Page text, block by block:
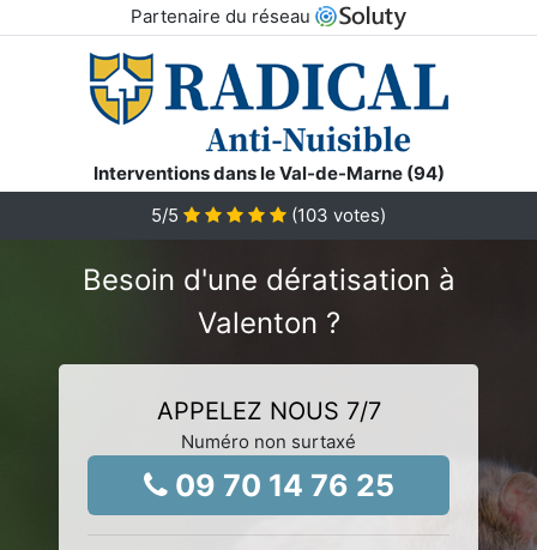
Partenaire du réseau
Interventions dans le Val-de-Marne (94)
5/5 (103 votes)
Besoin d'une dératisation à
Valenton ?
APPELEZ NOUS 7/7
Numéro non surtaxé
09 70 14 76 25